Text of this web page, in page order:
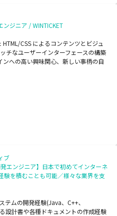
ンジニア / WINTICKET
CSS によるコンテンツとビジュ
チなユーザーインターフェースの構築
ンへの高い興味関心、新しい事柄の自
ブ
エンジニア】日本で初めてインターネ
験を積むことも可能／様々な業界を支
ムの開発経験(Java、C++、
設計書や各種ドキュメントの作成経験